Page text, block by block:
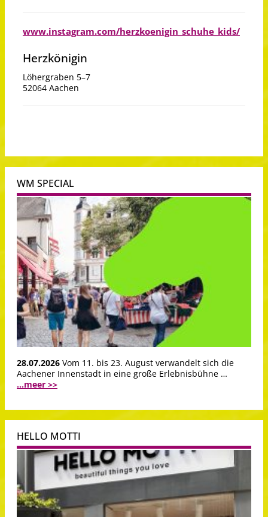
www.instagram.com/herzkoenigin_schuhe_kids/
Herzkönigin
Löhergraben 5–7
52064 Aachen
WM SPECIAL
28.07.2026 Vom 11. bis 23. August verwandelt sich die
Aachener Innenstadt in eine große Erlebnisbühne …
...meer >>
HELLO MOTTI